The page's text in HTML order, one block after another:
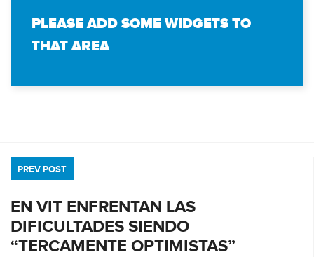
PLEASE ADD SOME WIDGETS TO
THAT AREA
PREV POST
EN VIT ENFRENTAN LAS
DIFICULTADES SIENDO
“TERCAMENTE OPTIMISTAS”